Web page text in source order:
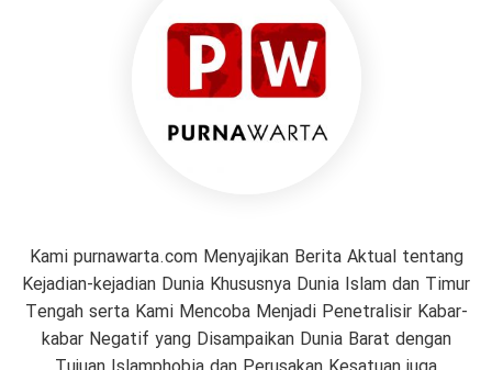
Kami purnawarta.com Menyajikan Berita Aktual tentang
Kejadian-kejadian Dunia Khususnya Dunia Islam dan Timur
Tengah serta Kami Mencoba Menjadi Penetralisir Kabar-
kabar Negatif yang Disampaikan Dunia Barat dengan